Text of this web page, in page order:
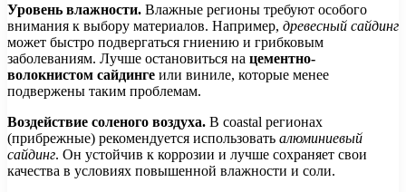
Уровень влажности. Влажные регионы требуют особого
внимания к выбору материалов. Например, древесный сайдинг
может быстро подвергаться гниению и грибковым
заболеваниям. Лучше остановиться на цементно-
волокнистом сайдинге или виниле, которые менее
подвержены таким проблемам.
Воздействие соленого воздуха. В coastal регионах
(прибрежные) рекомендуется использовать алюминиевый
сайдинг. Он устойчив к коррозии и лучше сохраняет свои
качества в условиях повышенной влажности и соли.